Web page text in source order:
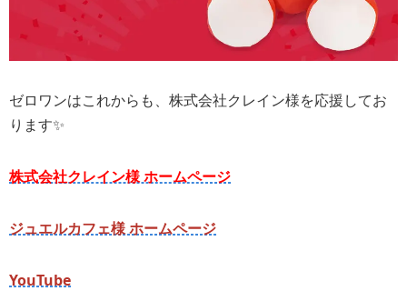
ゼロワンはこれからも、株式会社クレイン様を応援してお
ります✨
株式会社クレイン様 ホームページ
ジュエルカフェ様 ホームページ
YouTube